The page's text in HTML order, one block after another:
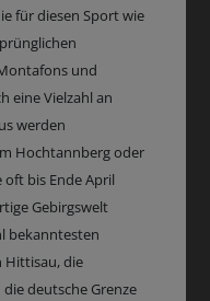
für diesen Sport wie
und
eine Vielzahl an
werden
Hochtannberg oder
bis Ende April
Gebirgswelt
bekanntesten
Hittisau, die
deutsche Grenze